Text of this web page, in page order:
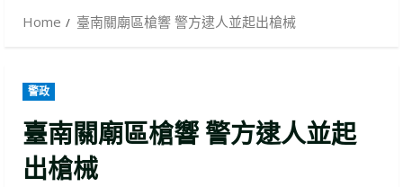
Home 臺南關廟區槍響 警方逮人並起出槍械
警政
臺南關廟區槍響 警方逮人並起
出槍械